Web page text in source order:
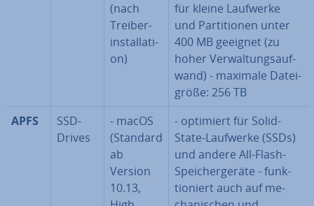
(nach
Trei­ber­
instal­la­ti­
on)
für kleine Laufwerke
und Par­ti­tio­nen unter
400 MB geeignet (zu
hoher Ver­wal­tungs­auf­
wand) - maximale Da­tei­
grö­ße: 256 TB
APFS
SSD-
Drives
- macOS
(Standard
ab
Version
10.13,
- optimiert für Solid-
State-Laufwerke (SSDs)
und andere All-Flash-
Spei­cher­ge­rä­te - funk­
tio­niert auch auf me­